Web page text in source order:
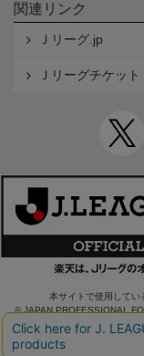
関連リンク
Ｊリーグ.jp
Ｊリーグチケット
本サイトで使用してい
© JAPAN PROFESSIONAL